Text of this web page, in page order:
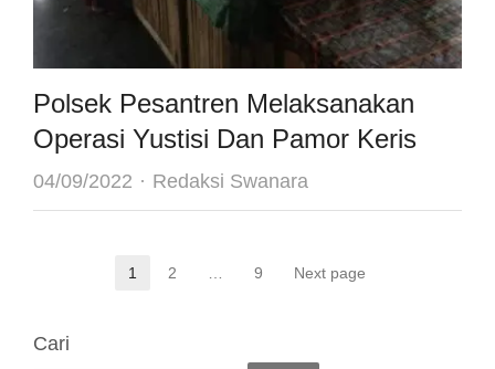
Polsek Pesantren Melaksanakan
Operasi Yustisi Dan Pamor Keris
04/09/2022 Author
Redaksi Swanara
Paginasi
Page
1 Page
2 Page
9 Next page
Cari